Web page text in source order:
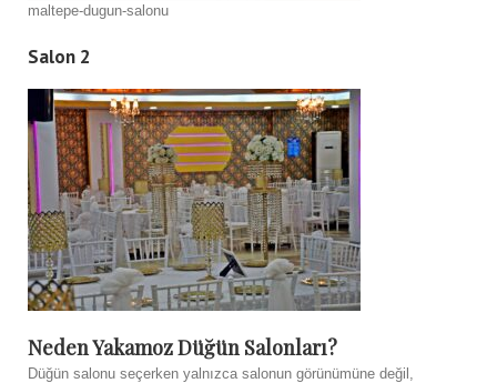
maltepe-dugun-salonu
Salon 2
Neden Yakamoz Düğün Salonları?
Düğün salonu seçerken yalnızca salonun görünümüne değil,